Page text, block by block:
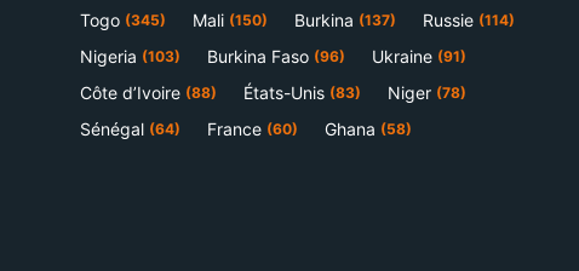
Togo (345) Mali (150) Burkina (137) Russie (114)
Nigeria (103) Burkina Faso (96) Ukraine (91)
Côte d’Ivoire (88) États-Unis (83) Niger (78)
Sénégal (64) France (60) Ghana (58)